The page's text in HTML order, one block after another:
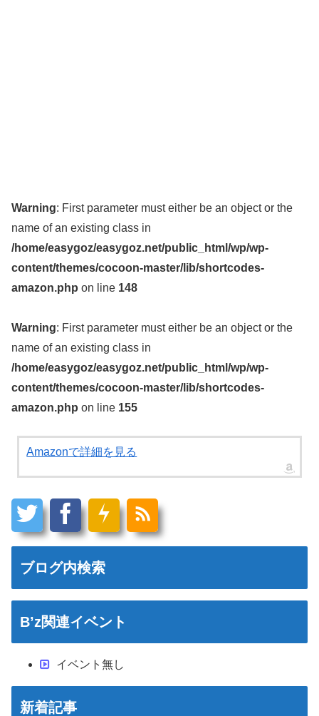
Warning: First parameter must either be an object or the
name of an existing class in
/home/easygoz/easygoz.net/public_html/wp/wp-
content/themes/cocoon-master/lib/shortcodes-
amazon.php on line 148
Warning: First parameter must either be an object or the
name of an existing class in
/home/easygoz/easygoz.net/public_html/wp/wp-
content/themes/cocoon-master/lib/shortcodes-
amazon.php on line 155
Amazonで詳細を見る
ブログ内検索
B’z関連イベント
イベント無し
新着記事